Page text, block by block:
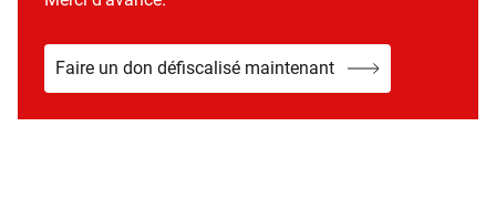
Faire un don défiscalisé maintenant